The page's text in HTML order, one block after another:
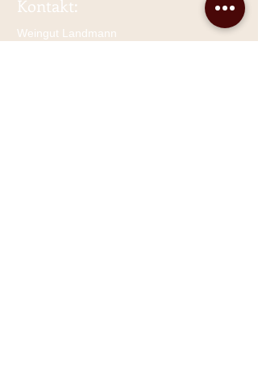
Weingut Landmann
Kontakt: